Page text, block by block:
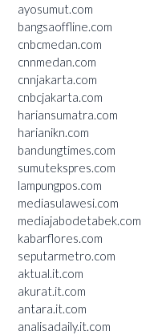
ayosumut.com
bangsaoffline.com
cnbcmedan.com
cnnmedan.com
cnnjakarta.com
cnbcjakarta.com
hariansumatra.com
harianikn.com
bandungtimes.com
sumutekspres.com
lampungpos.com
mediasulawesi.com
mediajabodetabek.com
kabarflores.com
seputarmetro.com
aktual.it.com
akurat.it.com
antara.it.com
analisadaily.it.com